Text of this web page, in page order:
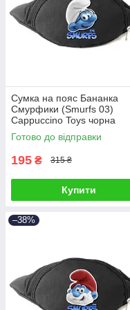
Сумка на пояс Бананка
Смурфики (Smurfs 03)
Cappuccino Toys чорна
Готово до відправки
195 ₴ 315 ₴
Купити
–38%